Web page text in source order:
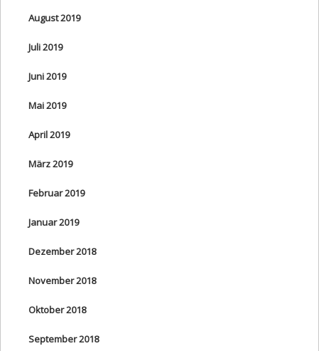
August 2019
Juli 2019
Juni 2019
Mai 2019
April 2019
März 2019
Februar 2019
Januar 2019
Dezember 2018
November 2018
Oktober 2018
September 2018